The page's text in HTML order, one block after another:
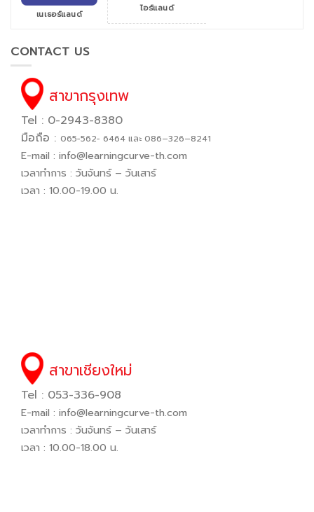
เนเธอร์แลนด์ ไอร์แลนด์
CONTACT US
สาขากรุงเทพ
Tel : 0-2943-8380
มือถือ : 065−562− 6464 และ 086–326–8241
E-mail : info@learningcurve-th.com
เวลาทำการ : วันจันทร์ – วันเสาร์
เวลา : 10.00-19.00 น.
สาขาเชียงใหม่
Tel : 053-336-908
E-mail : info@learningcurve-th.com
เวลาทำการ : วันจันทร์ – วันเสาร์
เวลา : 10.00-18.00 น.